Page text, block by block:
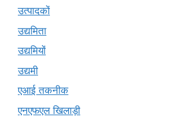
उत्पादकों
उद्यमिता
उद्यमियों
उद्यमी
एआई तकनीक
एनएफएल खिलाड़ी